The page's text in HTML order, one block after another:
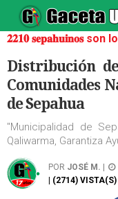
𝟐𝟐𝟏𝟎 𝐬𝐞𝐩𝐚𝐡𝐮𝐢𝐧𝐨𝐬 son
Distribución
Comunidades
de Sepahua
"Municipalidad de
Qaliwarma, Garantiza
POR JOSÉ M.
| (2714) VISTA(S)